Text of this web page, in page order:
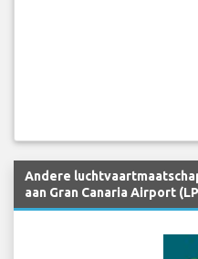
Andere
aan Gran Canaria Airport